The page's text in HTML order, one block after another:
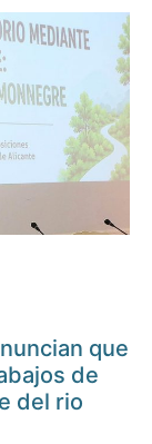
que
de
del rio